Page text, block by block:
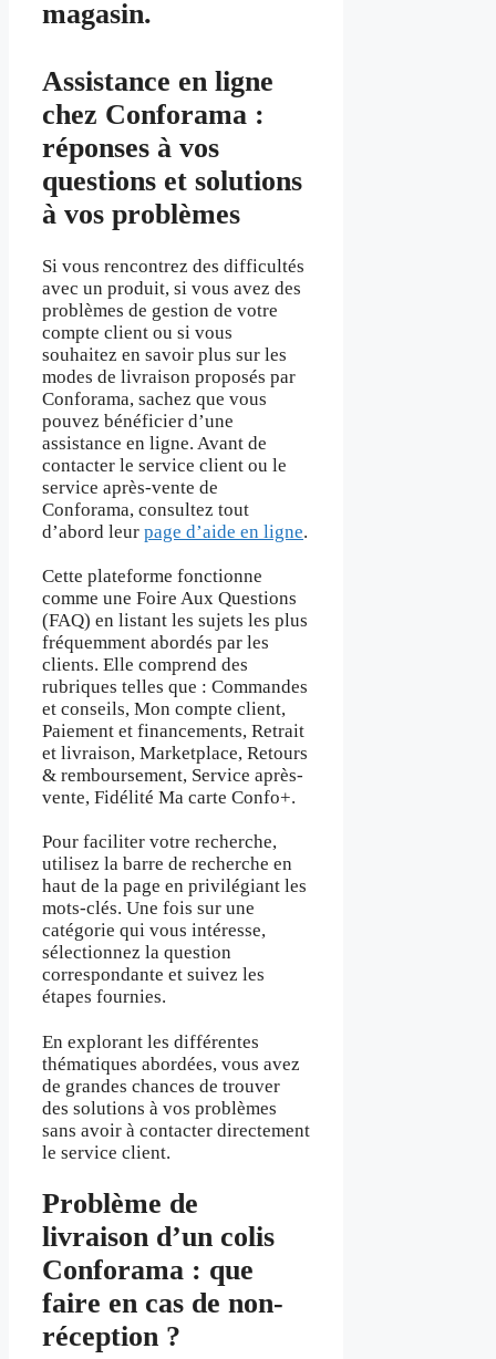
magasin.
Assistance en ligne
chez Conforama :
réponses à vos
questions et solutions
à vos problèmes
Si vous rencontrez des difficultés
avec un produit, si vous avez des
problèmes de gestion de votre
compte client ou si vous
souhaitez en savoir plus sur les
modes de livraison proposés par
Conforama, sachez que vous
pouvez bénéficier d’une
assistance en ligne. Avant de
contacter le service client ou le
service après-vente de
Conforama, consultez tout
d’abord leur page d’aide en ligne.
Cette plateforme fonctionne
comme une Foire Aux Questions
(FAQ) en listant les sujets les plus
fréquemment abordés par les
clients. Elle comprend des
rubriques telles que : Commandes
et conseils, Mon compte client,
Paiement et financements, Retrait
et livraison, Marketplace, Retours
& remboursement, Service après-
vente, Fidélité Ma carte Confo+.
Pour faciliter votre recherche,
utilisez la barre de recherche en
haut de la page en privilégiant les
mots-clés. Une fois sur une
catégorie qui vous intéresse,
sélectionnez la question
correspondante et suivez les
étapes fournies.
En explorant les différentes
thématiques abordées, vous avez
de grandes chances de trouver
des solutions à vos problèmes
sans avoir à contacter directement
le service client.
Problème de
livraison d’un colis
Conforama : que
faire en cas de non-
réception ?